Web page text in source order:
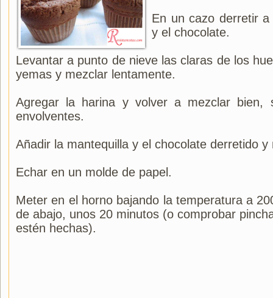
En un cazo derretir
y el chocolate.
Levantar a punto de nieve las claras de los
yemas y mezclar lentamente.
Agregar la harina y volver a mezclar bien,
envolventes.
Añadir la mantequilla y el chocolate derretido
Echar en un molde de papel.
Meter en el horno bajando la temperatura a
de abajo, unos 20 minutos (o comprobar
estén hechas).